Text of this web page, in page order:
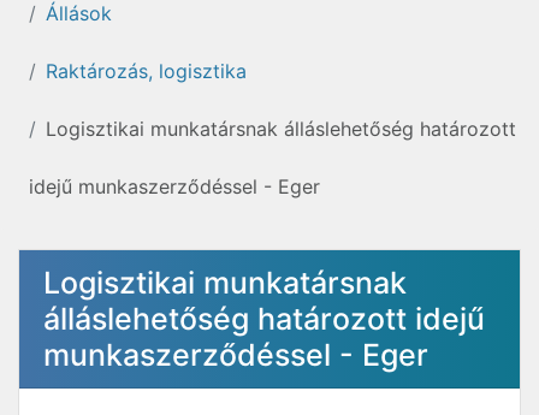
Állások
Raktározás, logisztika
Logisztikai munkatársnak álláslehetőség határozott
idejű munkaszerződéssel - Eger
Logisztikai munkatársnak
álláslehetőség határozott idejű
munkaszerződéssel - Eger